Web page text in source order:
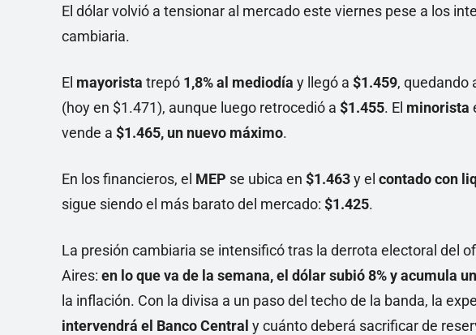
El dólar volvió a tensionar al mercado este viernes pese a los
cambiaria.
El mayorista trepó 1,8% al mediodía y llegó a $1.459, quedando
(hoy en $1.471), aunque luego retrocedió a $1.455. El minorista
vende a $1.465, un nuevo máximo.
En los financieros, el MEP se ubica en $1.463y el contado con
sigue siendo el más barato del mercado: $1.425.
La presión cambiaria se intensificó tras la derrota electoral del
Aires: en lo que va de la semana, el dólar subió 8% y acumula
la inflación. Con la divisa a un paso del techo de la banda, la
intervendrá el Banco Central y cuánto deberá sacrificar de